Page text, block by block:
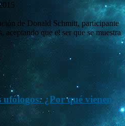
de Donald Schmitt, participante
aceptando que el ser que se muestra
¿Por qué vienen